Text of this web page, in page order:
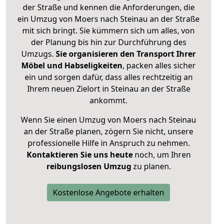
der Straße und kennen die Anforderungen, die
ein Umzug von Moers nach Steinau an der Straße
mit sich bringt. Sie kümmern sich um alles, von
der Planung bis hin zur Durchführung des
Umzugs. Sie organisieren den Transport Ihrer
Möbel und Habseligkeiten, packen alles sicher
ein und sorgen dafür, dass alles rechtzeitig an
Ihrem neuen Zielort in Steinau an der Straße
ankommt.
Wenn Sie einen Umzug von Moers nach Steinau
an der Straße planen, zögern Sie nicht, unsere
professionelle Hilfe in Anspruch zu nehmen.
Kontaktieren Sie uns heutenoch, um Ihren
reibungslosen Umzug zu planen.
Kostenlose Angebote erhalten